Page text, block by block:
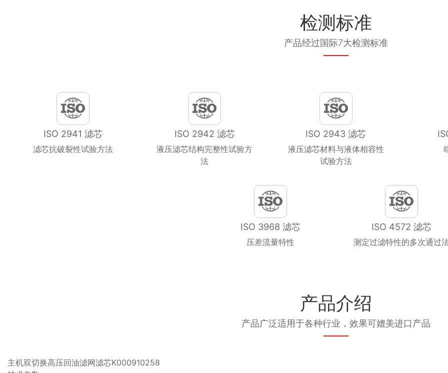
检测标准
产品经过国际7大检测标准
ISO 2941 滤芯
滤芯抗破裂性试验方法
ISO 2942 滤芯
液压滤芯结构完整性试验方
法
ISO 2943 滤芯
液压滤芯材料与液体相容性
试验方法
ISO 3968 滤芯
压差流量特性
ISO 4572 滤芯
测定过滤特性的多次通过
产品介绍
产品广泛适用于各种行业，效果可媲美进口产品
主机双切换高压回油滤网滤芯K000910258